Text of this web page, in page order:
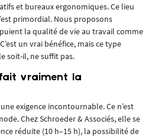
et bureaux ergonomiques. Ce lieu
primordial. Nous proposons
la qualité de vie au travail comme
un vrai bénéfice, mais ce type
soit-il, ne suffit pas.
vraiment la
exigence incontournable. Ce n’est
Chez Schroeder & Associés, elle se
réduite (10 h–15 h), la possibilité de